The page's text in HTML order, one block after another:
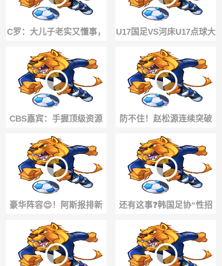
C罗：大儿子老实又懂事，
至于那几只小神兽嘛……
U17国足VS河床U17点球大
战！江宇涵两扑点建功
CBS嘉宾：手握顶级资源
与全力支持，穆里尼奥能
否完成自我拯救？
防不住！赵松源连续突破
后遭河床球员放翻
豪华阵容😍！阿斯报排新
赛季皇马首发
还有这事❓️韩国足协“性招
待”外籍裁判，按摩都安排
上了